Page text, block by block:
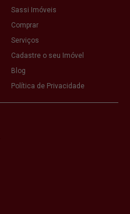
Sassi Imóveis
Comprar
Serviços
Cadastre o seu Imóvel
Blog
Política de Privacidade